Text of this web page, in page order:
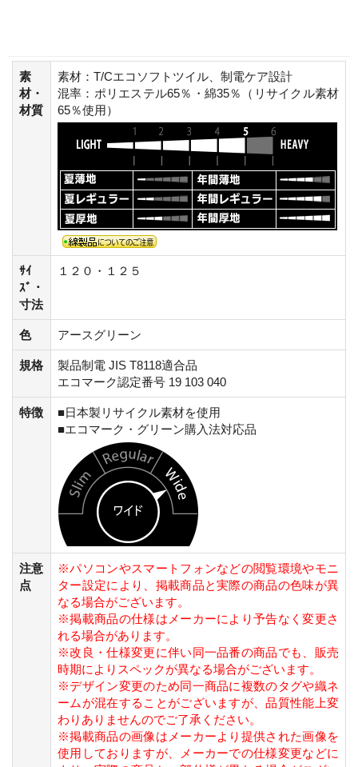
素
材・
材質
素材：T/Cエコソフトツイル、制電ケア設計
混率：ポリエステル65％・綿35％（リサイクル素材
65％使用）
ｻｲ
ｽﾞ・
寸法
１２０・１２５
色 アースグリーン
規格
製品制電 JIS T8118適合品
エコマーク認定番号 19 103 040
特徴
■日本製リサイクル素材を使用
■エコマーク・グリーン購入法対応品
注意
点
※パソコンやスマートフォンなどの閲覧環境やモニ
ター設定により、掲載商品と実際の商品の色味が異
なる場合がございます。
※掲載商品の仕様はメーカーにより予告なく変更さ
れる場合があります。
※改良・仕様変更に伴い同一品番の商品でも、販売
時期によりスペックが異なる場合がございます。
※デザイン変更のため同一商品に複数のタグや織ネ
ームが混在することがございますが、品質性能上変
わりありませんのでご了承ください。
※掲載商品の画像はメーカーより提供された画像を
使用しておりますが、メーカーでの仕様変更などに